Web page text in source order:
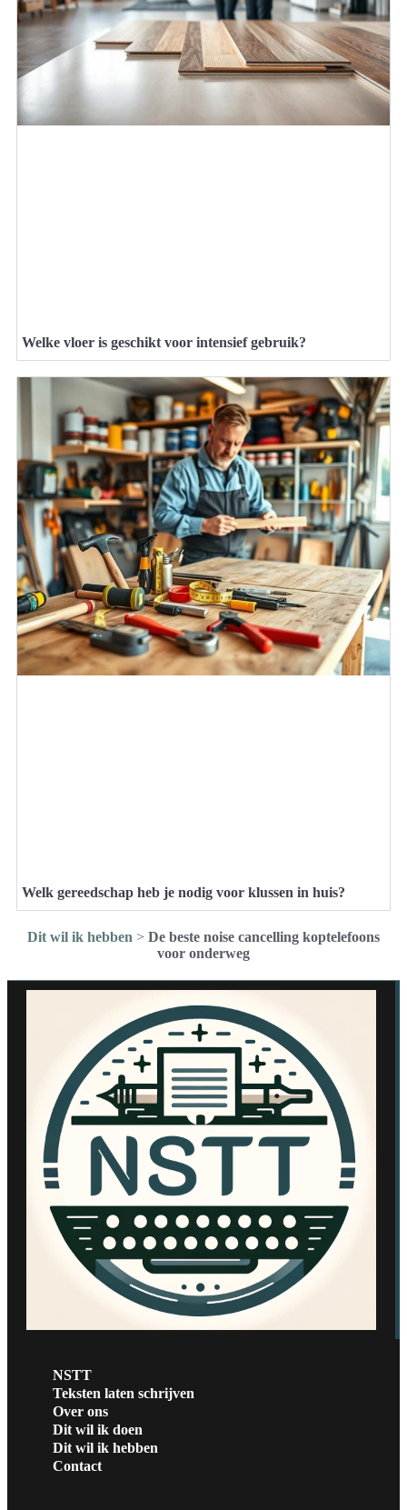
Welke vloer is geschikt voor intensief gebruik?
Welk gereedschap heb je nodig voor klussen in huis?
Dit wil ik hebben > De beste noise cancelling koptelefoons
voor onderweg
NSTT
Teksten laten schrijven
Over ons
Dit wil ik doen
Dit wil ik hebben
Contact